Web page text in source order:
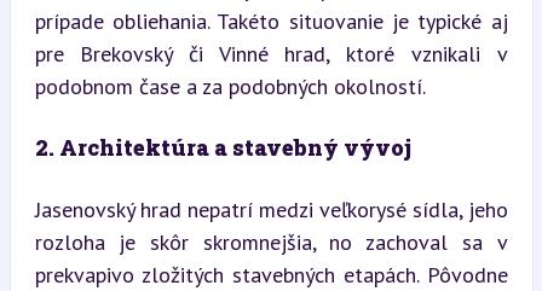
prípade obliehania. Takéto situovanie je typické aj
pre Brekovský či Vinné hrad, ktoré vznikali v
podobnom čase a za podobných okolností.
2. Architektúra a stavebný vývoj
Jasenovský hrad nepatrí medzi veľkorysé sídla, jeho
rozloha je skôr skromnejšia, no zachoval sa v
prekvapivo zložitých stavebných etapách. Pôvodne